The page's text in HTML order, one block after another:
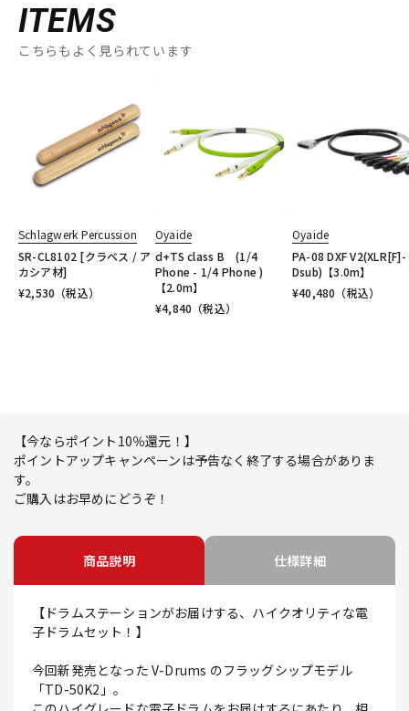
ITEMS
こちらもよく見られています
Schlagwerk Percussion
SR-CL8102 [クラベス / ア
カシア材]
¥2,530 （税込）
Oyaide
d+TS class B (1/4
Phone - 1/4 Phone )
【2.0m】
¥4,840 （税込）
Oyaide
PA-08 DXF V2(XLR[F]-
Dsub)【3.0m】
¥40,480 （税込）
【今ならポイント10％還元！】
ポイントアップキャンペーンは予告なく終了する場合がありま
す。
ご購入はお早めにどうぞ！
商品説明 仕様詳細
【ドラムステーションがお届けする、ハイクオリティな電
子ドラムセット！】
今回新発売となった V-Drums のフラッグシップモデル
「TD-50K2」。